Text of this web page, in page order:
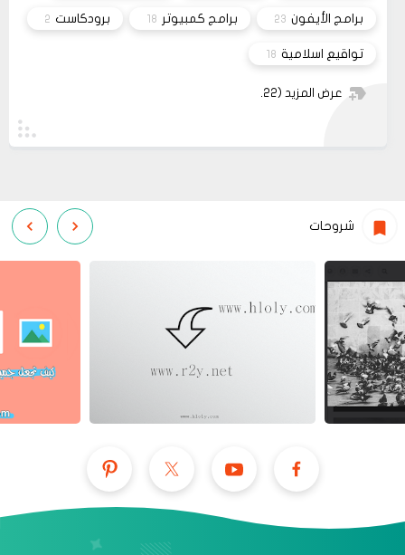
برامج الأيفون 23 برامج كمبيوتر 18 برودكاست 2
تواقيع اسلامية 18
عرض المزيد (22)
شروحات